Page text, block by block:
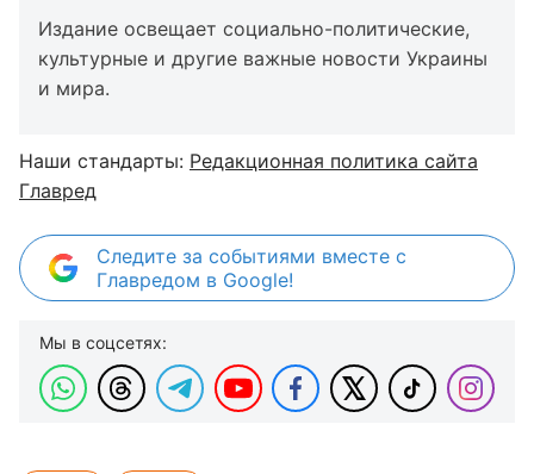
Издание освещает социально-политические,
культурные и другие важные новости Украины
и мира.
Наши стандарты: Редакционная политика сайта
Главред
Следите за событиями вместе с
Главредом в Google!
Мы в соцсетях: